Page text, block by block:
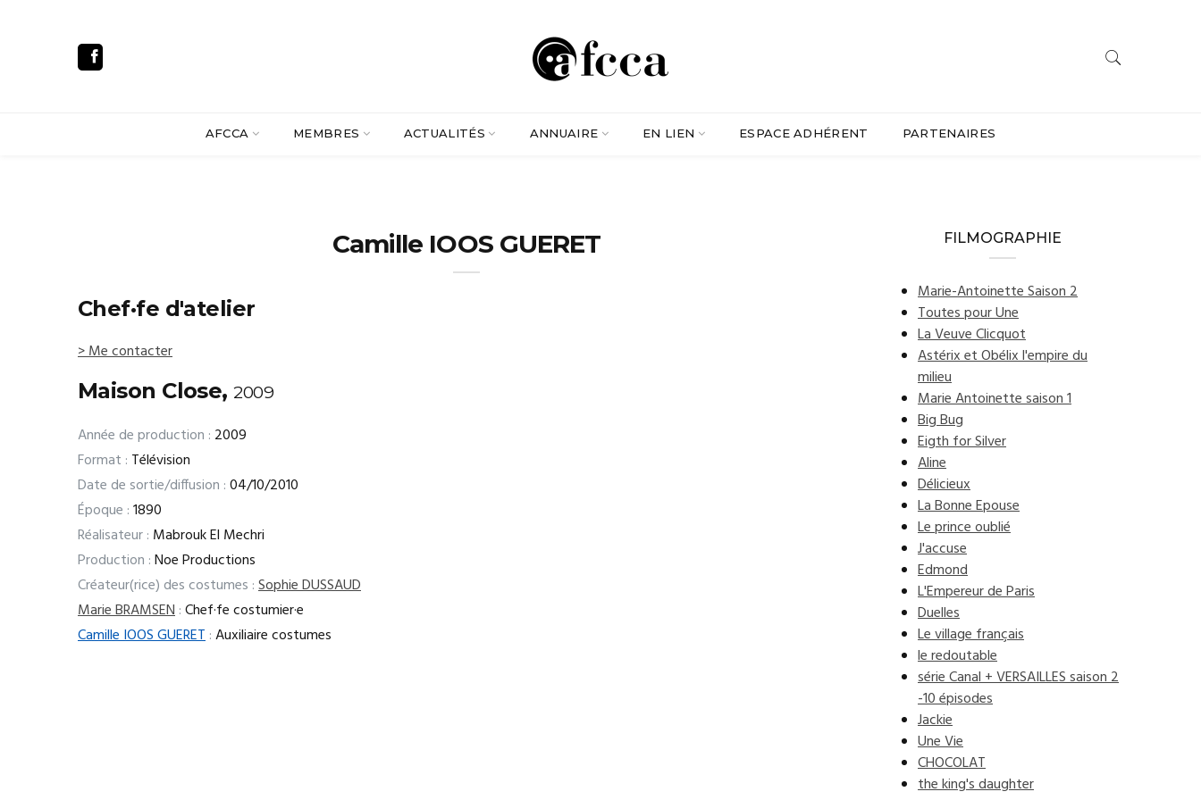
AFCCA MEMBRES ACTUALITÉS ANNUAIRE EN LIEN ESPACE ADHÉRENT PARTENAIRES
Camille IOOS GUERET
Chef·fe d'atelier
> Me contacter
Maison Close,2009
Année de production : 2009
Format : Télévision
Date de sortie/diffusion :04/10/2010
Époque :1890
Réalisateur : Mabrouk El Mechri
Production :Noe Productions
Créateur(rice) des costumes :Sophie DUSSAUD
Marie BRAMSEN:Chef·fe costumier·e
Camille IOOS GUERET:Auxiliaire costumes
FILMOGRAPHIE
Marie-Antoinette Saison 2
Toutes pour Une
La Veuve Clicquot
Astérix et Obélix l'empire du
milieu
Marie Antoinette saison 1
Big Bug
Eigth for Silver
Aline
Délicieux
La Bonne Epouse
Le prince oublié
J'accuse
Edmond
L'Empereur de Paris
Duelles
Le village français
le redoutable
série Canal + VERSAILLES saison 2
-10 épisodes
Jackie
Une Vie
CHOCOLAT
the king's daughter